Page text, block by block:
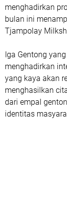
menghadirkan
bulan ini
Tjampolay
Iga Gentong
menghadirkan
yang kaya akan
menghasilkan
dari empal
identitas